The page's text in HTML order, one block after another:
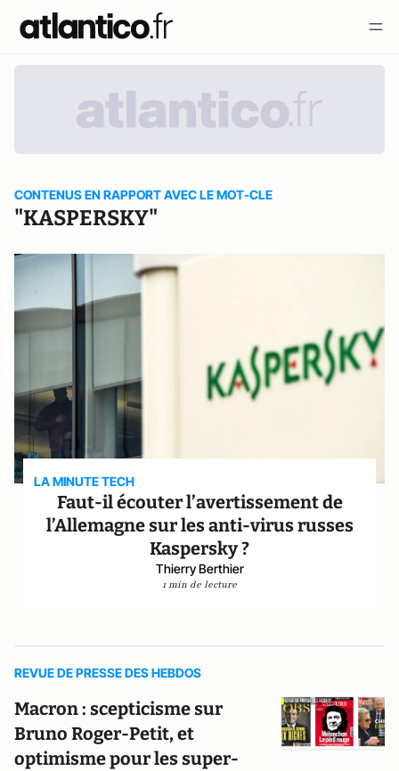
CONTENUS EN RAPPORT AVEC LE MOT-CLE
"KASPERSKY"
LA MINUTE TECH
Faut-il écouter l’avertissement de
l’Allemagne sur les anti-virus russes
Kaspersky ?
Thierry Berthier
1 min de lecture
REVUE DE PRESSE DES HEBDOS
Macron : scepticisme sur
Bruno Roger-Petit, et
optimisme pour les super-